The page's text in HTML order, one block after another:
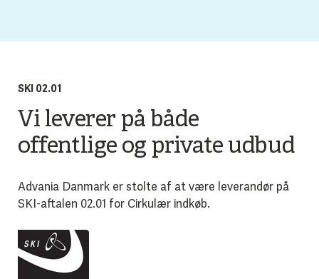
SKI 02.01
Vi leverer på både
offentlige og private udbud
Advania Danmark er stolte af at være leverandør på
SKI-aftalen 02.01 for Cirkulær indkøb.